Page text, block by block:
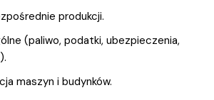
produkcji.
(paliwo, podatki, ubezpieczenia,
maszyn i budynków.